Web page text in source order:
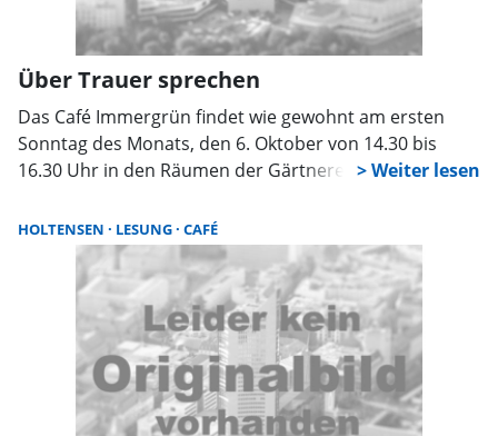
Über Trauer sprechen
Das Café Immergrün findet wie gewohnt am ersten
Sonntag des Monats, den 6. Oktober von 14.30 bis
16.30 Uhr in den Räumen der Gärtnerei Steigert,
Hospiz- und Palliativ- Beratungsdienstes DASEIN laden
wieder zu hausgemachtem Kuchen, Kaffee aus fairem
Handel und Gesprächen ein. Eine Anmeldung ist nicht
erforderlich.
HOLTENSEN LESUNG CAFÉ